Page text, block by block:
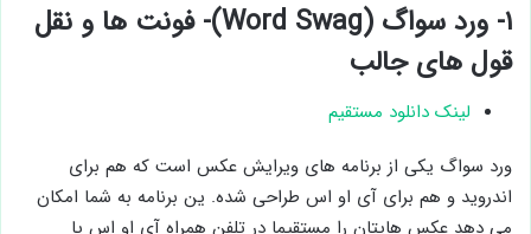
۱- ورد سواگ (Word Swag)- فونت ها و نقل
قول های جالب
لینک دانلود مستقیم
ورد سواگ یکی از برنامه های ویرایش عکس است که هم برای
اندروید و هم برای آی او اس طراحی شده. ین برنامه به شما امکان
می دهد عکس هایتان را مستقیما در تلفن همراه آی او اس یا